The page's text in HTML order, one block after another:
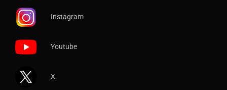
Instagram
Youtube
X